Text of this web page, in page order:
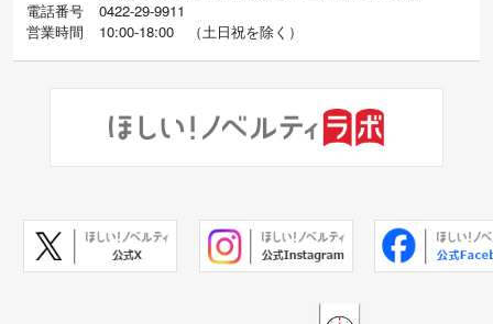
電話番号
0422-29-9911
営業時間
10:00-18:00 （土日祝を除く）